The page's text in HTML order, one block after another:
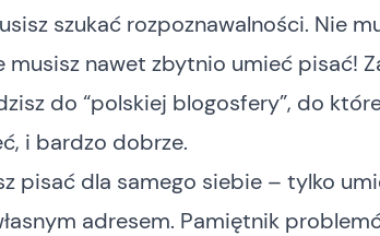
szukać rozpoznawalności. Nie
musisz nawet zbytnio umieć pisać!
do “polskiej blogosfery”, do
i bardzo dobrze.
pisać dla samego siebie – tylko
adresem. Pamiętnik